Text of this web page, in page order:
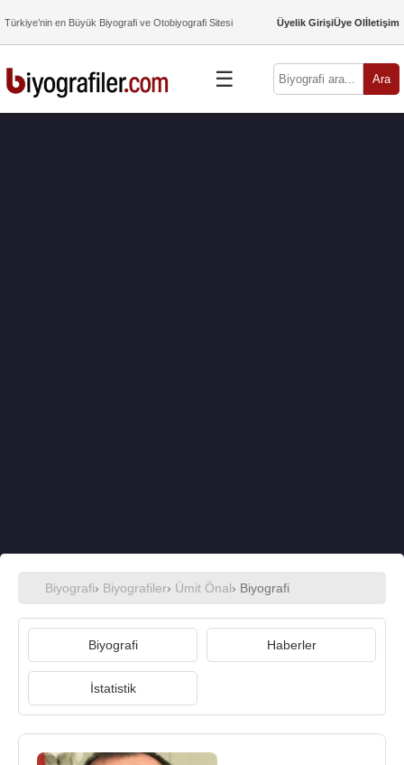
Türkiye’nin en Büyük Biyografi ve Otobiyografi Sitesi Üyelik GirişiÜye Olİletişim
☰ Ara
Biyografi› Biyografiler› Ümit Önal› Biyografi
Biyografi Haberler
İstatistik